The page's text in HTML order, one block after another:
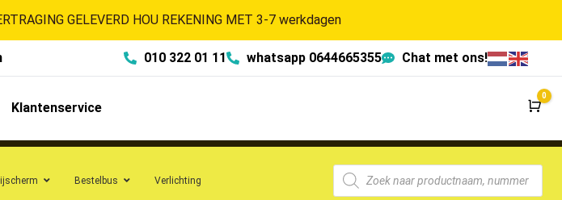
GELEVERD HOU REKENING MET 3-7 werkdagen
010 322 01 11 whatsapp 0644665355 Chat met ons!
Klantenservice
0
Bestelbus Verlichting